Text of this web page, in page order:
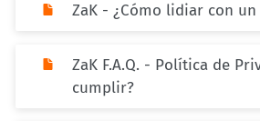
ZaK - ¿Cómo lidiar con un
ZaK F.A.Q. - Política de
cumplir?